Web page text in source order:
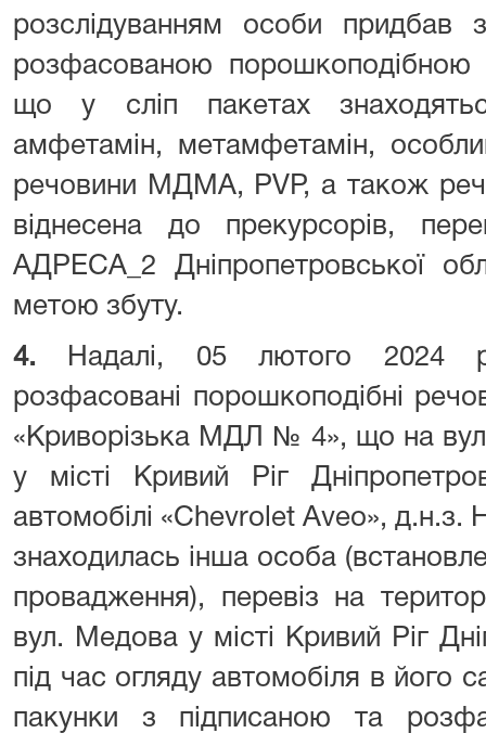
розслідуванням особи
розфасованою порошкоподібною
що у сліп пакетах
амфетамін, метамфетамін,
речовини МДМА, PVP, а також
віднесена до прекурсорів,
АДРЕСА_2 Дніпропетровської
метою збуту.
4.
Надалі, 05 лютого 2024
розфасовані порошкоподібні
«Криворізька МДЛ № 4», що на
у місті Кривий Ріг
автомобілі «Chevrolet Aveo»,
знаходилась інша особа
провадження), перевіз на
вул. Медова у місті Кривий Ріг
під час огляду автомобіля в його
пакунки з підписаною та